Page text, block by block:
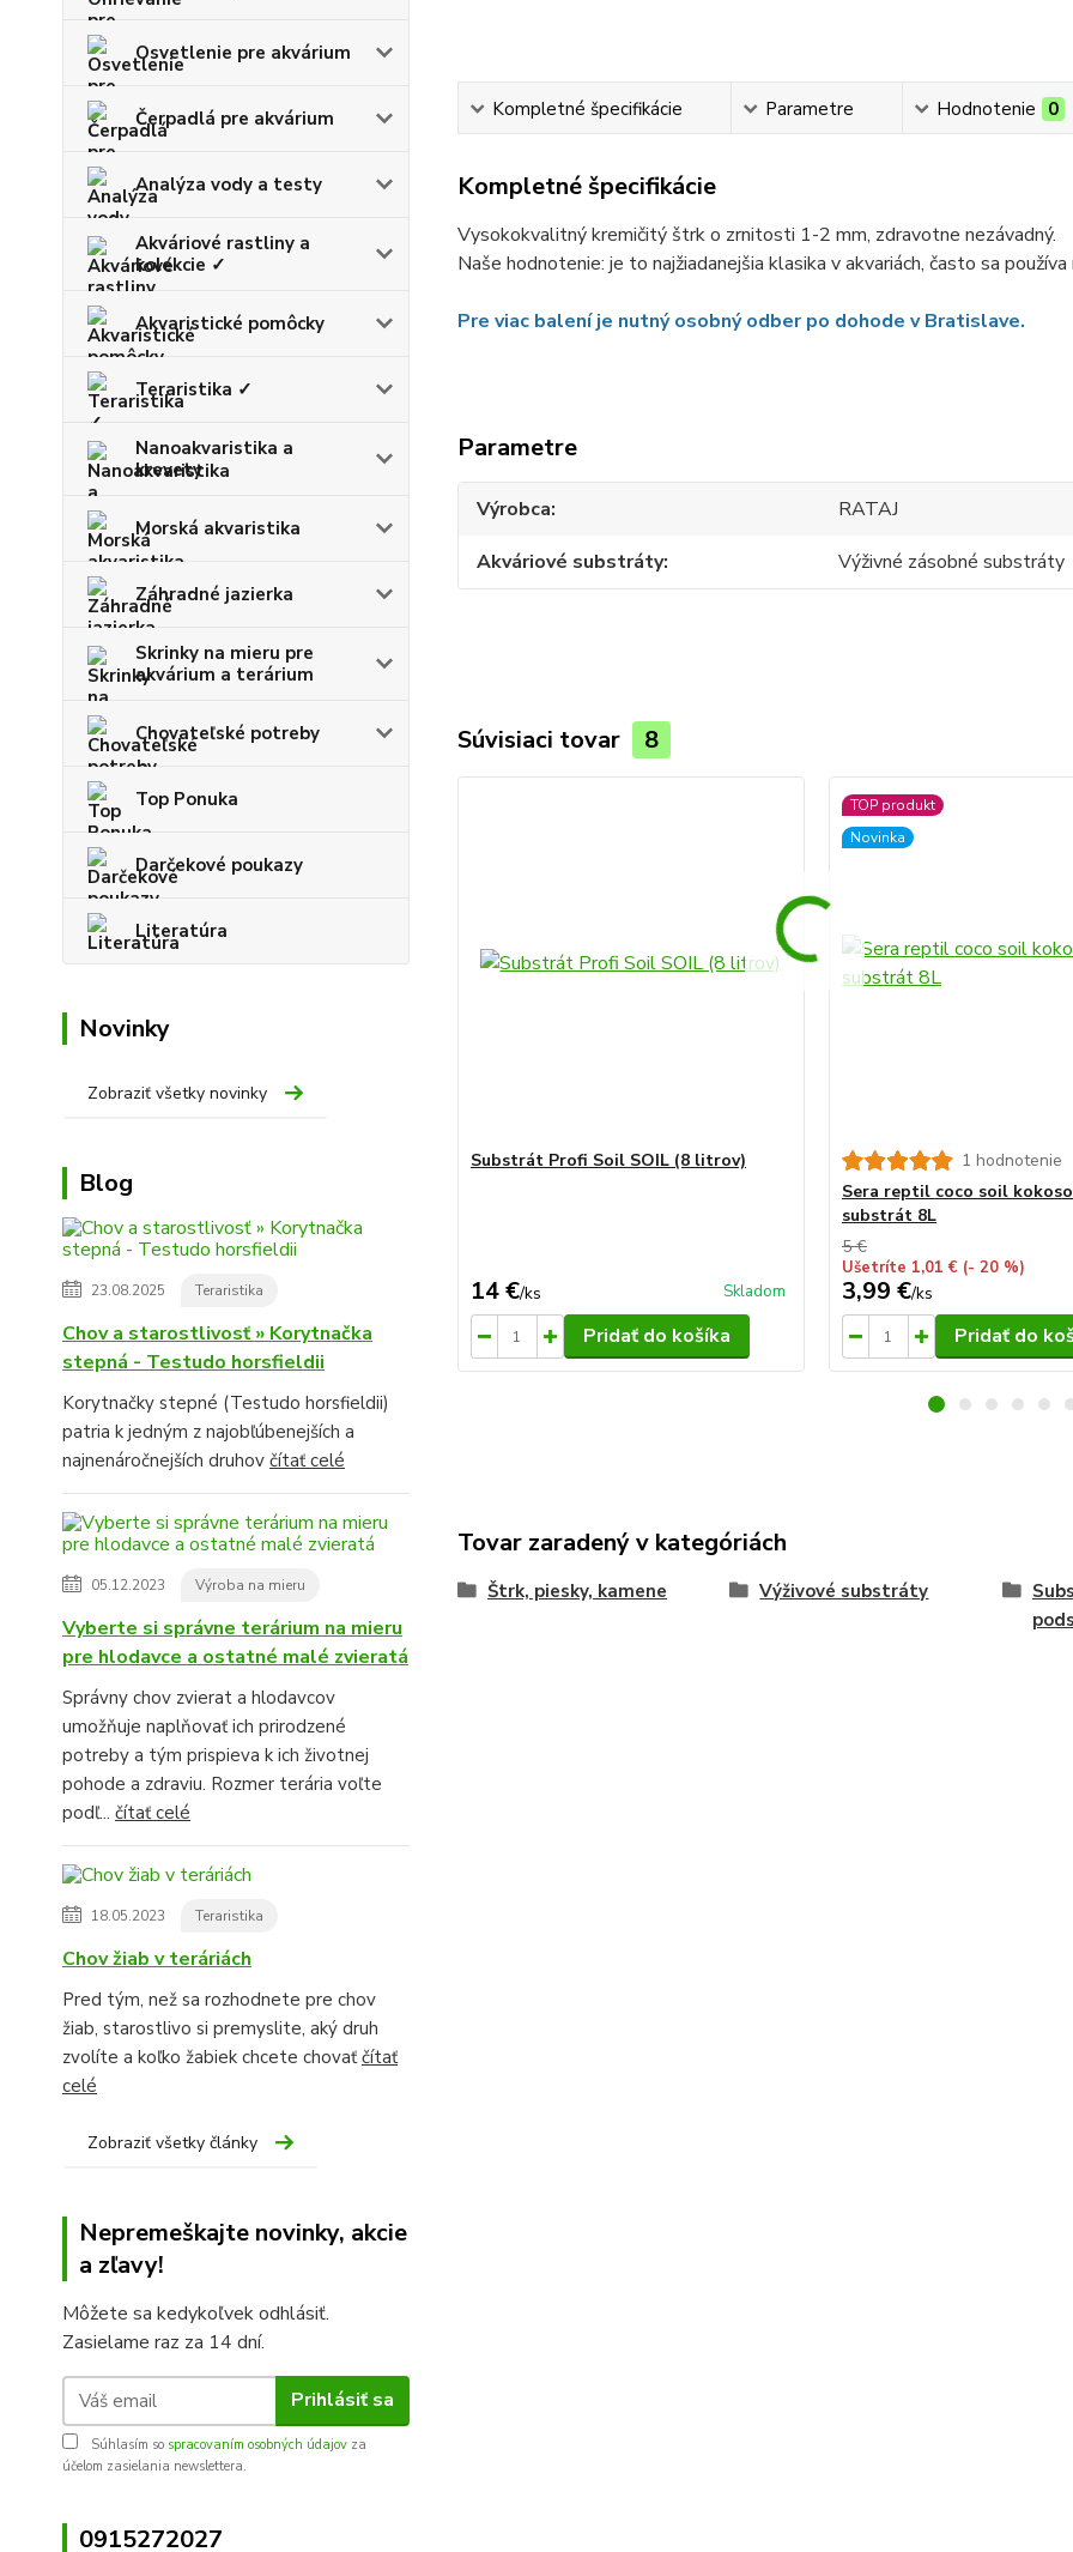
Osvetlenie pre akvárium
Čerpadlá pre akvárium
Analýza vody a testy
Akváriové rastliny a
kolekcie ✓
Akvaristické pomôcky
Teraristika ✓
Nanoakvaristika a
krevety
Morská akvaristika
Záhradné jazierka
Skrinky na mieru pre
akvárium a terárium
Chovateľské potreby
Top Ponuka
Darčekové poukazy
Literatúra
Novinky
Zobraziť všetky novinky
Blog
23.08.2025 Teraristika
Chov a starostlivosť » Korytnačka
stepná - Testudo horsfieldii
Korytnačky stepné (Testudo horsfieldii)
patria k jedným z najobľúbenejších a
najnenáročnejších druhov čítať celé
05.12.2023 Výroba na mieru
Vyberte si správne terárium na mieru
pre hlodavce a ostatné malé zvieratá
Správny chov zvierat a hlodavcov
umožňuje naplňovať ich prirodzené
potreby a tým prispieva k ich životnej
pohode a zdraviu. Rozmer terária voľte
podľ... čítať celé
18.05.2023 Teraristika
Chov žiab v teráriách
Pred tým, než sa rozhodnete pre chov
žiab, starostlivo si premyslite, aký druh
zvolíte a koľko žabiek chcete chovaťčítať
celé
Zobraziť všetky články
Nepremeškajte novinky, akcie
a zľavy!
Môžete sa kedykoľvek odhlásiť.
Zasielame raz za 14 dní.
Prihlásiť sa
Súhlasím so spracovaním osobných údajov za
účelom zasielania newslettera.
0915272027
Kompletné špecifikácie Parametre Hodnotenie 0
Kompletné špecifikácie
Vysokokvalitný kremičitý štrk o zrnitosti 1-2 mm, zdravotne nezávadný.
Naše hodnotenie: je to najžiadanejšia klasika v akvariách, často sa
Pre viac balení je nutný osobný odber po dohode v Bratislave.
Parametre
Výrobca
RATAJ
Akváriové substráty
Výživné zásobné substráty
Súvisiaci tovar 8
Substrát Profi Soil SOIL (8 litrov)
14 €/ks Skladom
Pridať do košíka
TOP produkt
Novinka
1 hodnotenie
Sera reptil coco soil
substrát 8L
5 €
Ušetríte 1,01 € (- 20 %)
3,99 €/ks
Pridať do
Tovar zaradený v kategóriách
Štrk, piesky, kamene Výživové substráty